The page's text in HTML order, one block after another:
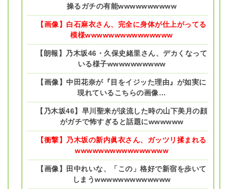
操るガチの有能wwwwwwwwww
【画像】白石麻衣さん、完全に身体が仕上がってる
模様wwwwwwwwwwwwwww
【朗報】乃木坂46・久保史緒里さん、デカくなって
いる様子wwwwwwwwww
【画像】中田花奈が『目をイジッた理由』が如実に
現れているこちらの画像…
【乃木坂46】早川聖来が涙流した時の山下美月の顔
がガチで怖すぎると話題にwwwwww
【衝撃】乃木坂の新内眞衣さん、ガッツリ揉まれる
wwwwwwwwwwwwwwww
【画像】田中れいな、「この」格好で新宿を歩いて
しまうwwwwwwwwwwwww